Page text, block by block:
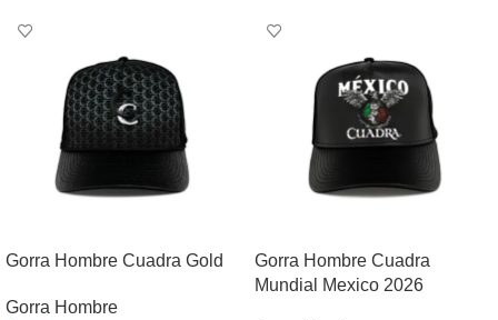
Gorra Hombre Cuadra Gold
Gorra Hombre
Gorra Hombre Cuadra
Mundial Mexico 2026